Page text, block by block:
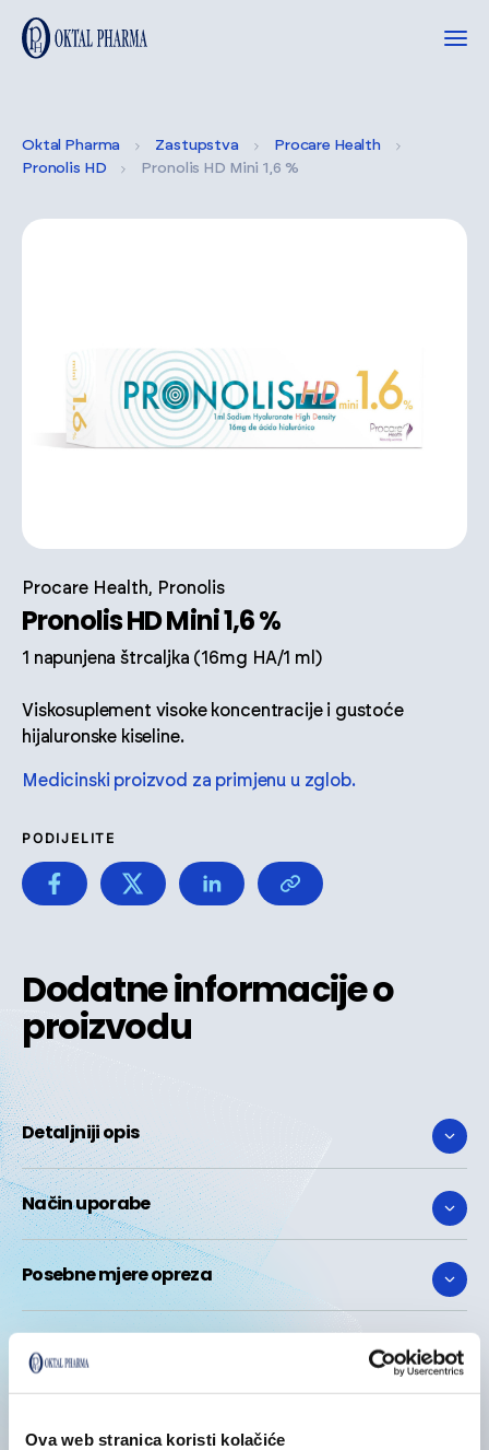
Ova web stranica koristi kolačiće
Oktal Pharma Zastupstva
Procare Health
Pronolis HD
Pronolis HD Mini 1,6 %
Procare Health, Pronolis
Pronolis HD Mini 1,6 %
1 napunjena štrcaljka (16mg HA/1 ml)
Viskosuplement visoke koncentracije i gustoće
hijaluronske kiseline.
Medicinski proizvod za primjenu u zglob.
PODIJELITE
Detaljniji opis
Način uporabe
Posebne mjere opreza
Dodatne informacije o
proizvodu